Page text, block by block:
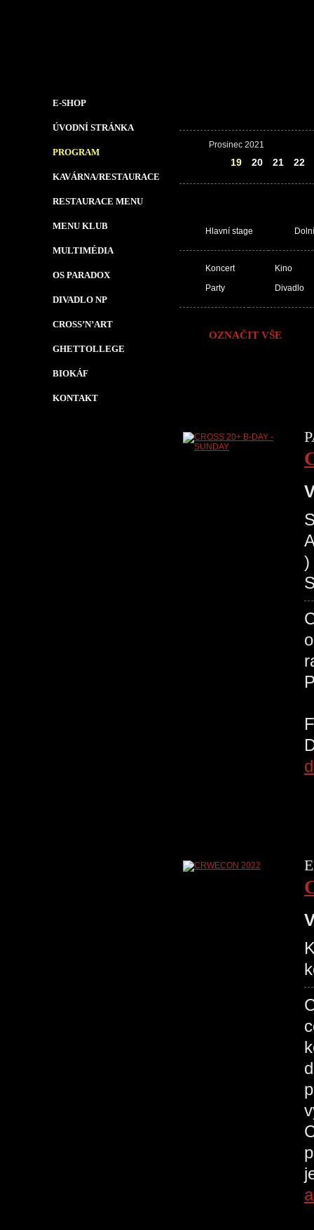
E-SHOP
ÚVODNÍ STRÁNKA
PROGRAM
KAVÁRNA/RESTAURACE
RESTAURACE MENU
MENU KLUB
MULTIMÉDIA
OS PARADOX
DIVADLO NP
CROSS’N’ART
GHETTOLLEGE
BIOKÁF
KONTAKT
Prosinec 2021
19 20 21 22
Hlavní stage
Koncert
Party
Kino
Divadlo
OZNAČIT VŠE
)